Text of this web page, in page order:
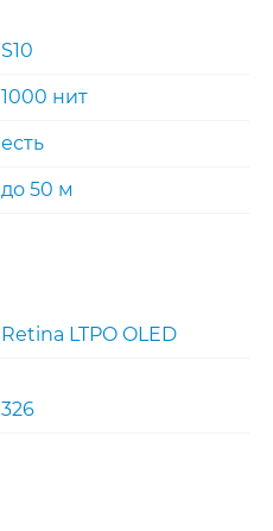
S10
1000 нит
есть
до 50 м
Retina LTPO OLED
326